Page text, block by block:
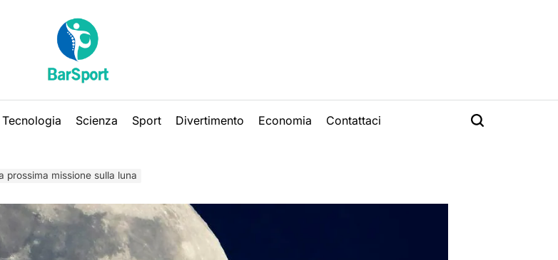
Tecnologia Scienza Sport Divertimento Economia Contattaci
prossima missione sulla luna